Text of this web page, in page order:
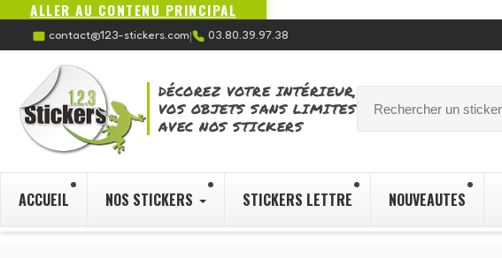
ALLER AU CONTENU PRINCIPAL
contact@123-stickers.com| 03.80.39.97.38
DÉCOREZ VOTRE INTÉRIEUR,
VOS OBJETS SANS LIMITES
AVEC NOS STICKERS
ACCUEIL NOS STICKERS STICKERS LETTRE NOUVEAUTES